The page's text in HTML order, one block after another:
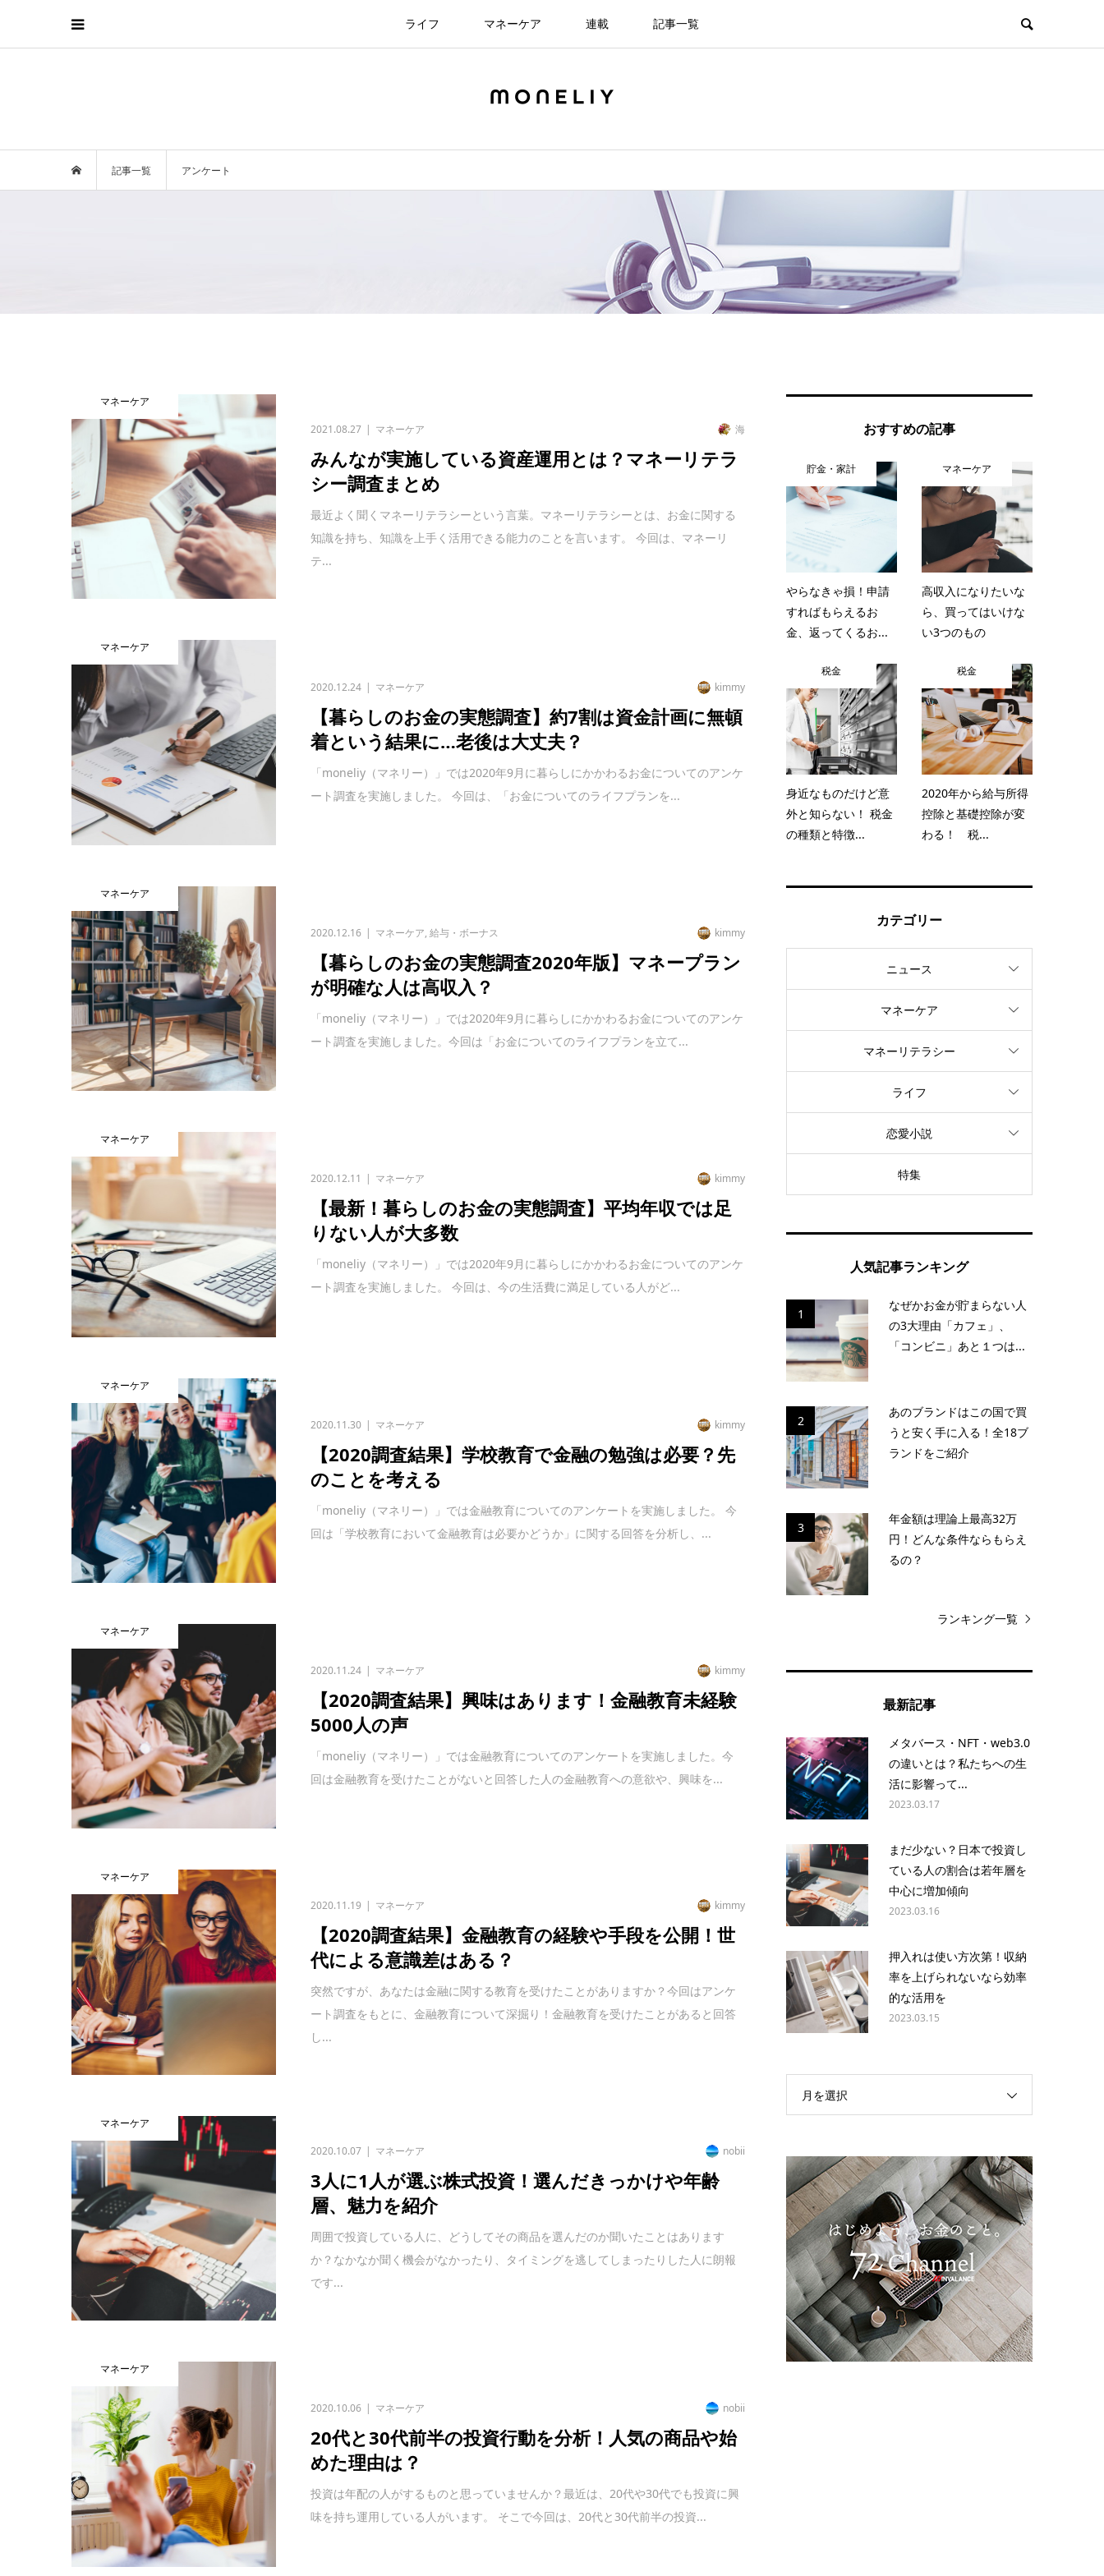
ライフ マネーケア 連載 記事一覧
記事一覧 アンケート
マネーケア
2021.08.27 マネーケア 海
みんなが実施している資産運用とは？マネーリテラ
シー調査まとめ
最近よく聞くマネーリテラシーという言葉。マネーリテラシーとは、お金に関する
知識を持ち、知識を上手く活用できる能力のことを言います。 今回は、マネーリ
テ...
マネーケア
2020.12.24 マネーケア kimmy
【暮らしのお金の実態調査】約7割は資金計画に無頓
着という結果に…老後は大丈夫？
「moneliy（マネリー）」では2020年9月に暮らしにかかわるお金についてのアンケ
ート調査を実施しました。 今回は、「お金についてのライフプランを...
マネーケア
2020.12.16 マネーケア,給与・ボーナス kimmy
【暮らしのお金の実態調査2020年版】マネープラン
が明確な人は高収入？
「moneliy（マネリー）」では2020年9月に暮らしにかかわるお金についてのアンケ
ート調査を実施しました。今回は「お金についてのライフプランを立て...
マネーケア
2020.12.11 マネーケア kimmy
【最新！暮らしのお金の実態調査】平均年収では足
りない人が大多数
「moneliy（マネリー）」では2020年9月に暮らしにかかわるお金についてのアンケ
ート調査を実施しました。 今回は、今の生活費に満足している人がど...
マネーケア
2020.11.30 マネーケア kimmy
【2020調査結果】学校教育で金融の勉強は必要？先
のことを考える
「moneliy（マネリー）」では金融教育についてのアンケートを実施しました。 今
回は「学校教育において金融教育は必要かどうか」に関する回答を分析し、...
マネーケア
2020.11.24 マネーケア kimmy
【2020調査結果】興味はあります！金融教育未経験
5000人の声
「moneliy（マネリー）」では金融教育についてのアンケートを実施しました。今
回は金融教育を受けたことがないと回答した人の金融教育への意欲や、興味を...
マネーケア
2020.11.19 マネーケア kimmy
【2020調査結果】金融教育の経験や手段を公開！世
代による意識差はある？
突然ですが、あなたは金融に関する教育を受けたことがありますか？今回はアンケ
ート調査をもとに、金融教育について深掘り！金融教育を受けたことがあると回答
し...
マネーケア
2020.10.07 マネーケア nobii
3人に1人が選ぶ株式投資！選んだきっかけや年齢
層、魅力を紹介
周囲で投資している人に、どうしてその商品を選んだのか聞いたことはあります
か？なかなか聞く機会がなかったり、タイミングを逃してしまったりした人に朗報
です...
マネーケア
2020.10.06 マネーケア nobii
20代と30代前半の投資行動を分析！人気の商品や始
めた理由は？
投資は年配の人がするものと思っていませんか？最近は、20代や30代でも投資に興
味を持ち運用している人がいます。 そこで今回は、20代と30代前半の投資...
おすすめの記事
貯金・家計
やらなきゃ損！申請
すればもらえるお
金、返ってくるお...
マネーケア
高収入になりたいな
ら、買ってはいけな
い3つのもの
税金
身近なものだけど意
外と知らない！ 税金
の種類と特徴...
税金
2020年から給与所得
控除と基礎控除が変
わる！ 税...
カテゴリー
ニュース
マネーケア
マネーリテラシー
ライフ
恋愛小説
特集
人気記事ランキング
1
なぜかお金が貯まらない人
の3大理由「カフェ」、
「コンビニ」あと１つは...
2
あのブランドはこの国で買
うと安く手に入る！全18ブ
ランドをご紹介
3
年金額は理論上最高32万
円！どんな条件ならもらえ
るの？
ランキング一覧
最新記事
メタバース・NFT・web3.0
の違いとは？私たちへの生
活に影響って...
2023.03.17
まだ少ない？日本で投資し
ている人の割合は若年層を
中心に増加傾向
2023.03.16
押入れは使い方次第！収納
率を上げられないなら効率
的な活用を
2023.03.15
月を選択